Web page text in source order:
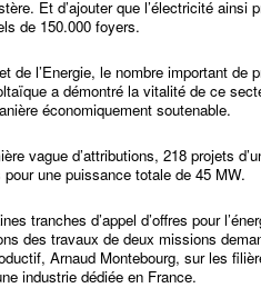
Et d’ajouter que l’électricité ainsi
de 150.000 foyers.
de l’Energie, le nombre important de
a démontré la vitalité de ce
économiquement soutenable.
vague d’attributions, 218 projets
une puissance totale de 45 MW.
tranches d’appel d’offres pour
des travaux de deux missions
Arnaud Montebourg, sur les
industrie dédiée en France.